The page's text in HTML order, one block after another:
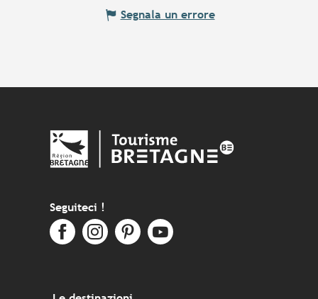
Segnala un errore
Seguiteci !